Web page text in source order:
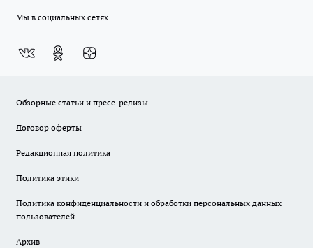
Мы в социальных сетях
Обзорные статьи и пресс-релизы
Договор оферты
Редакционная политика
Политика этики
Политика конфиденциальности и обработки персональных данных
пользователей
Архив